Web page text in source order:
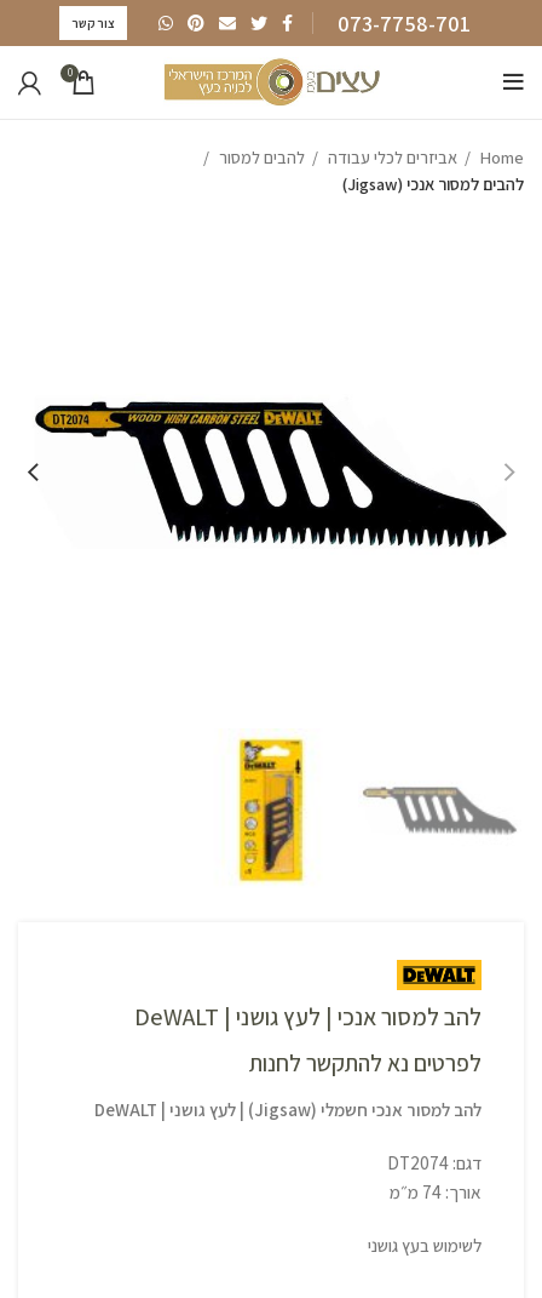
073-7758-701 צור קשר
0
Home אביזרים לכלי עבודה
להבים למסור
להבים למסור אנכי (Jigsaw)
להב למסור אנכי | לעץ גושני | DeWALT
לפרטים נא להתקשר לחנות
להב למסור אנכי חשמלי (Jigsaw) | לעץ גושני | DeWALT
דגם: DT2074
אורך: 74 מ״מ
לשימוש בעץ גושני